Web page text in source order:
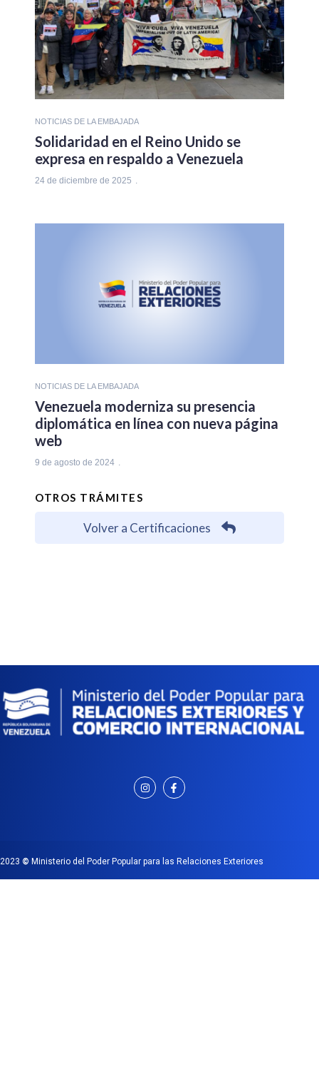
NOTICIAS DE LA EMBAJADA
Solidaridad en el Reino Unido se
expresa en respaldo a Venezuela
24 de diciembre de 2025
NOTICIAS DE LA EMBAJADA
Venezuela moderniza su presencia
diplomática en línea con nueva página
web
9 de agosto de 2024
OTROS TRÁMITES
Volver a Certificaciones
2023 © Ministerio del Poder Popular para las Relaciones Exteriores